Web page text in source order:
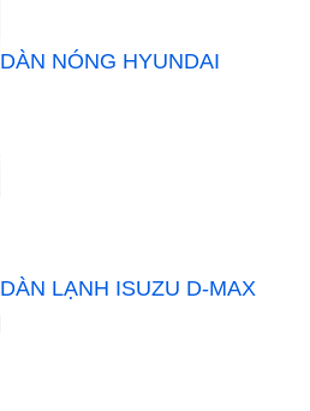
DÀN NÓNG HYUNDAI
DÀN LẠNH ISUZU D-MAX